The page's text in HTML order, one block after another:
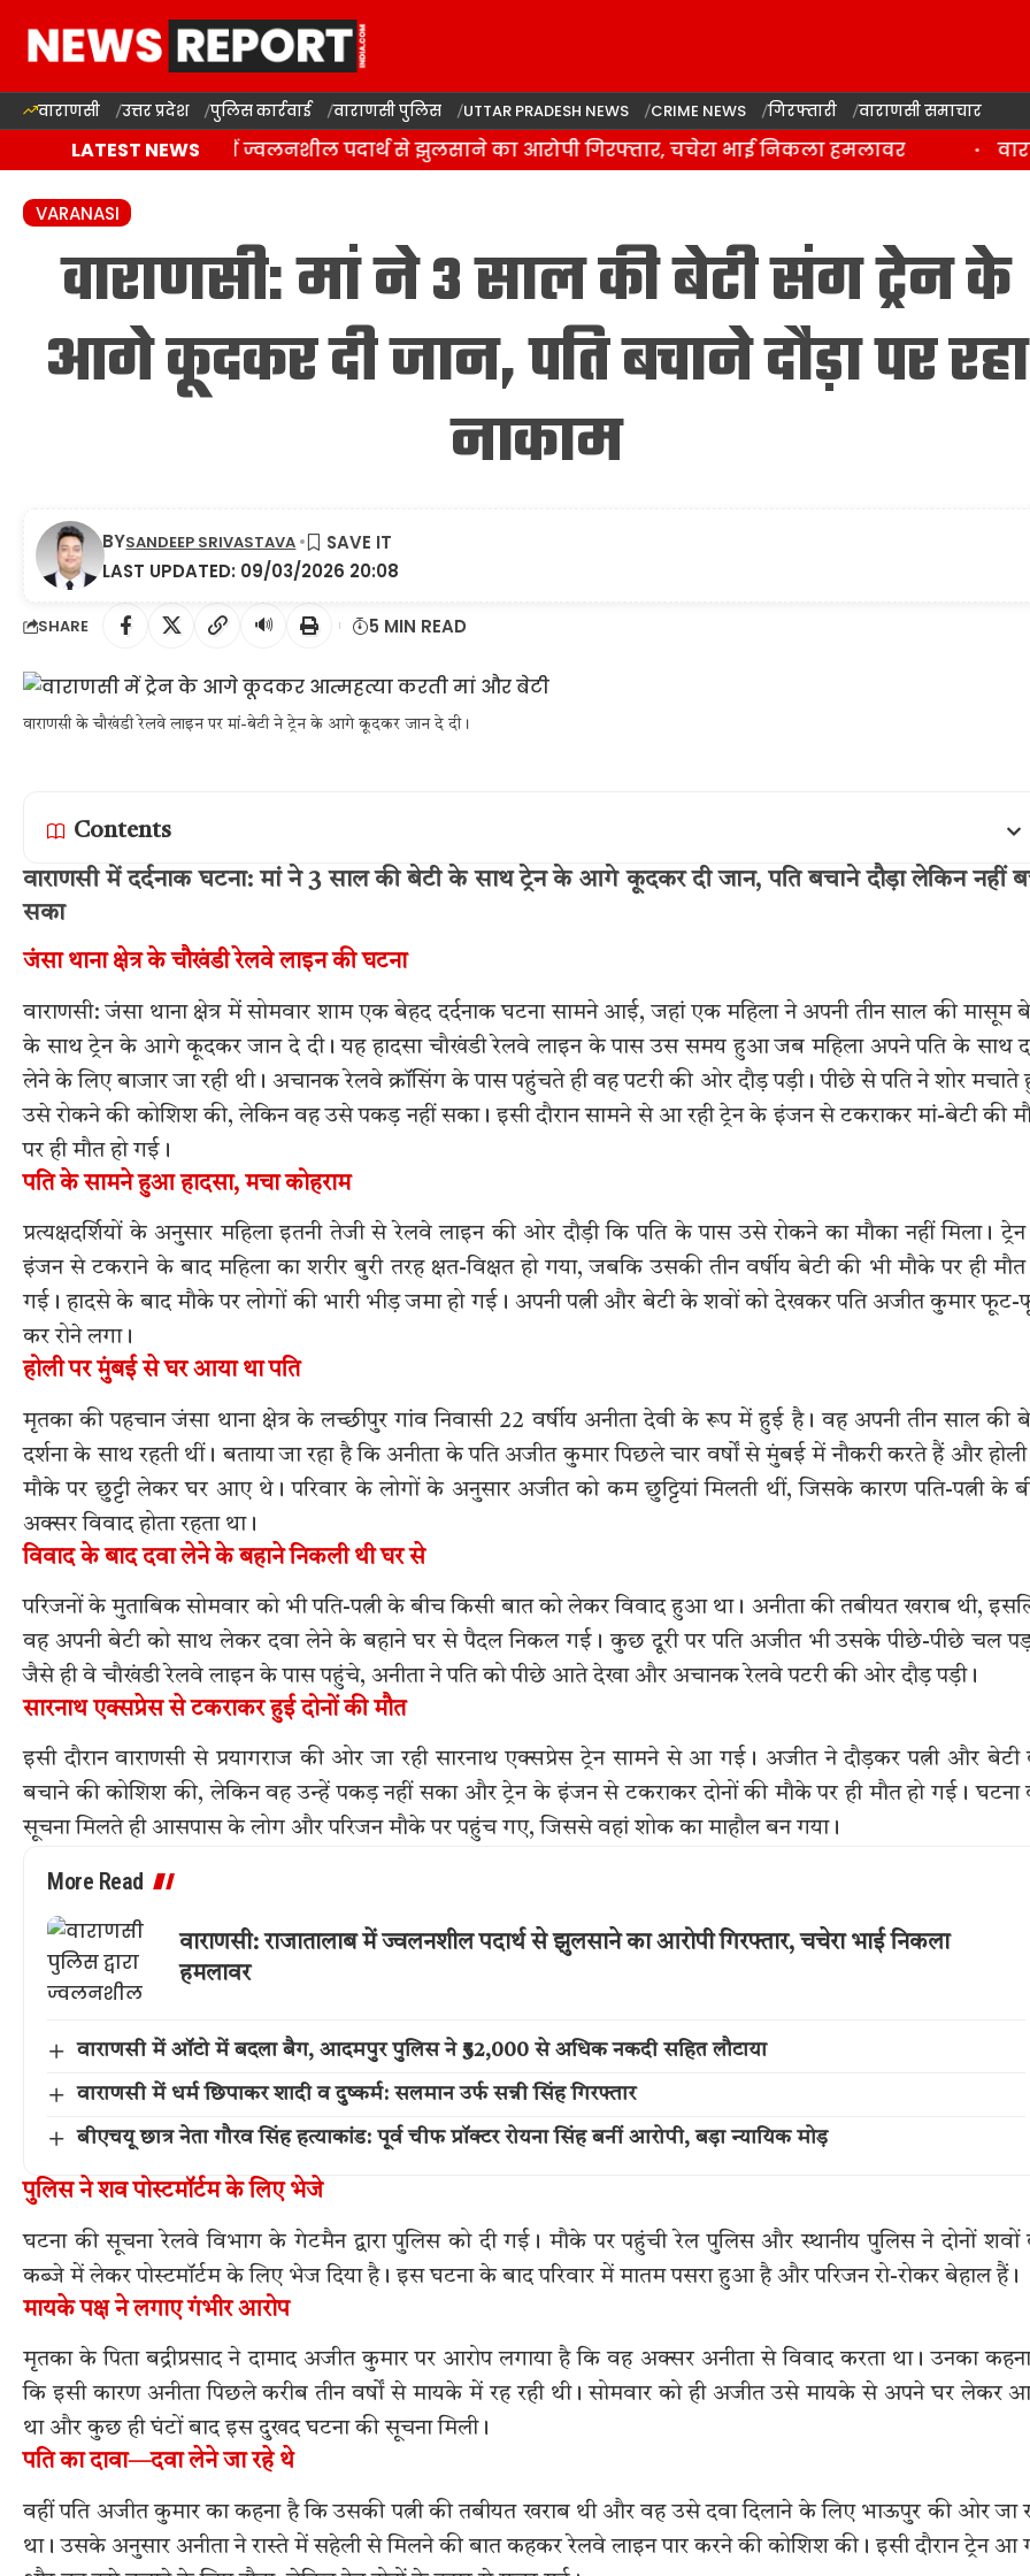
वाराणसी उत्तर प्रदेश पुलिस कार्रवाई वाराणसी पुलिस UTTAR PRADESH NEWS CRIME NEWS गिरफ्तारी वाराणसी समाचार
LATEST NEWS
राजातालाब में ज्वलनशील पदार्थ से झुलसाने का आरोपी गिरफ्तार, चचेरा भाई निकला हमलावर
VARANASI
वाराणसी: मां ने 3 साल की बेटी संग ट्रेन के
आगे कूदकर दी जान, पति बचाने दौड़ा पर रहा
नाकाम
LAST UPDATED: 09/03/2026 20:08
BYSANDEEP SRIVASTAVA
SHARE 🔊 5 MIN READ
वाराणसी के चौखंडी रेलवे लाइन पर मां-बेटी ने ट्रेन के आगे कूदकर जान दे दी।
Contents
वाराणसी में दर्दनाक घटना: मां ने 3 साल की बेटी के साथ ट्रेन के आगे कूदकर दी जान, पति बचाने दौड़ा लेकिन नहीं
सका
जंसा थाना क्षेत्र के चौखंडी रेलवे लाइन की घटना
वाराणसी: जंसा थाना क्षेत्र में सोमवार शाम एक बेहद दर्दनाक घटना सामने आई, जहां एक महिला ने अपनी तीन साल की मासूम
के साथ ट्रेन के आगे कूदकर जान दे दी। यह हादसा चौखंडी रेलवे लाइन के पास उस समय हुआ जब महिला अपने पति के साथ
लेने के लिए बाजार जा रही थी। अचानक रेलवे क्रॉसिंग के पास पहुंचते ही वह पटरी की ओर दौड़ पड़ी। पीछे से पति ने शोर मचाते
उसे रोकने की कोशिश की, लेकिन वह उसे पकड़ नहीं सका। इसी दौरान सामने से आ रही ट्रेन के इंजन से टकराकर मां-बेटी की
पर ही मौत हो गई।
पति के सामने हुआ हादसा, मचा कोहराम
प्रत्यक्षदर्शियों के अनुसार महिला इतनी तेजी से रेलवे लाइन की ओर दौड़ी कि पति के पास उसे रोकने का मौका नहीं मिला।
इंजन से टकराने के बाद महिला का शरीर बुरी तरह क्षत-विक्षत हो गया, जबकि उसकी तीन वर्षीय बेटी की भी मौके पर ही मौत
गई। हादसे के बाद मौके पर लोगों की भारी भीड़ जमा हो गई। अपनी पत्नी और बेटी के शवों को देखकर पति अजीत कुमार
कर रोने लगा।
होली पर मुंबई से घर आया था पति
मृतका की पहचान जंसा थाना क्षेत्र के लच्छीपुर गांव निवासी 22 वर्षीय अनीता देवी के रूप में हुई है। वह अपनी तीन साल की
दर्शना के साथ रहती थीं। बताया जा रहा है कि अनीता के पति अजीत कुमार पिछले चार वर्षों से मुंबई में नौकरी करते हैं और
मौके पर छुट्टी लेकर घर आए थे। परिवार के लोगों के अनुसार अजीत को कम छुट्टियां मिलती थीं, जिसके कारण पति-पत्नी के
अक्सर विवाद होता रहता था।
विवाद के बाद दवा लेने के बहाने निकली थी घर से
परिजनों के मुताबिक सोमवार को भी पति-पत्नी के बीच किसी बात को लेकर विवाद हुआ था। अनीता की तबीयत खराब थी,
वह अपनी बेटी को साथ लेकर दवा लेने के बहाने घर से पैदल निकल गई। कुछ दूरी पर पति अजीत भी उसके पीछे-पीछे चल
जैसे ही वे चौखंडी रेलवे लाइन के पास पहुंचे, अनीता ने पति को पीछे आते देखा और अचानक रेलवे पटरी की ओर दौड़ पड़ी।
सारनाथ एक्सप्रेस से टकराकर हुई दोनों की मौत
इसी दौरान वाराणसी से प्रयागराज की ओर जा रही सारनाथ एक्सप्रेस ट्रेन सामने से आ गई। अजीत ने दौड़कर पत्नी और बेटी
बचाने की कोशिश की, लेकिन वह उन्हें पकड़ नहीं सका और ट्रेन के इंजन से टकराकर दोनों की मौके पर ही मौत हो गई। घटना
सूचना मिलते ही आसपास के लोग और परिजन मौके पर पहुंच गए, जिससे वहां शोक का माहौल बन गया।
More Read
वाराणसी: राजातालाब में ज्वलनशील पदार्थ से झुलसाने का आरोपी गिरफ्तार, चचेरा भाई निकला
हमलावर
वाराणसी में ऑटो में बदला बैग, आदमपुर पुलिस ने ₹52,000 से अधिक नकदी सहित लौटाया
वाराणसी में धर्म छिपाकर शादी व दुष्कर्म: सलमान उर्फ सन्नी सिंह गिरफ्तार
बीएचयू छात्र नेता गौरव सिंह हत्याकांड: पूर्व चीफ प्रॉक्टर रोयना सिंह बनीं आरोपी, बड़ा न्यायिक मोड़
पुलिस ने शव पोस्टमॉर्टम के लिए भेजे
घटना की सूचना रेलवे विभाग के गेटमैन द्वारा पुलिस को दी गई। मौके पर पहुंची रेल पुलिस और स्थानीय पुलिस ने दोनों शवों
कब्जे में लेकर पोस्टमॉर्टम के लिए भेज दिया है। इस घटना के बाद परिवार में मातम पसरा हुआ है और परिजन रो-रोकर बेहाल हैं।
मायके पक्ष ने लगाए गंभीर आरोप
मृतका के पिता बद्रीप्रसाद ने दामाद अजीत कुमार पर आरोप लगाया है कि वह अक्सर अनीता से विवाद करता था। उनका
कि इसी कारण अनीता पिछले करीब तीन वर्षों से मायके में रह रही थी। सोमवार को ही अजीत उसे मायके से अपने घर लेकर
था और कुछ ही घंटों बाद इस दुखद घटना की सूचना मिली।
पति का दावा—दवा लेने जा रहे थे
वहीं पति अजीत कुमार का कहना है कि उसकी पत्नी की तबीयत खराब थी और वह उसे दवा दिलाने के लिए भाऊपुर की ओर जा
था। उसके अनुसार अनीता ने रास्ते में सहेली से मिलने की बात कहकर रेलवे लाइन पार करने की कोशिश की। इसी दौरान ट्रेन आ